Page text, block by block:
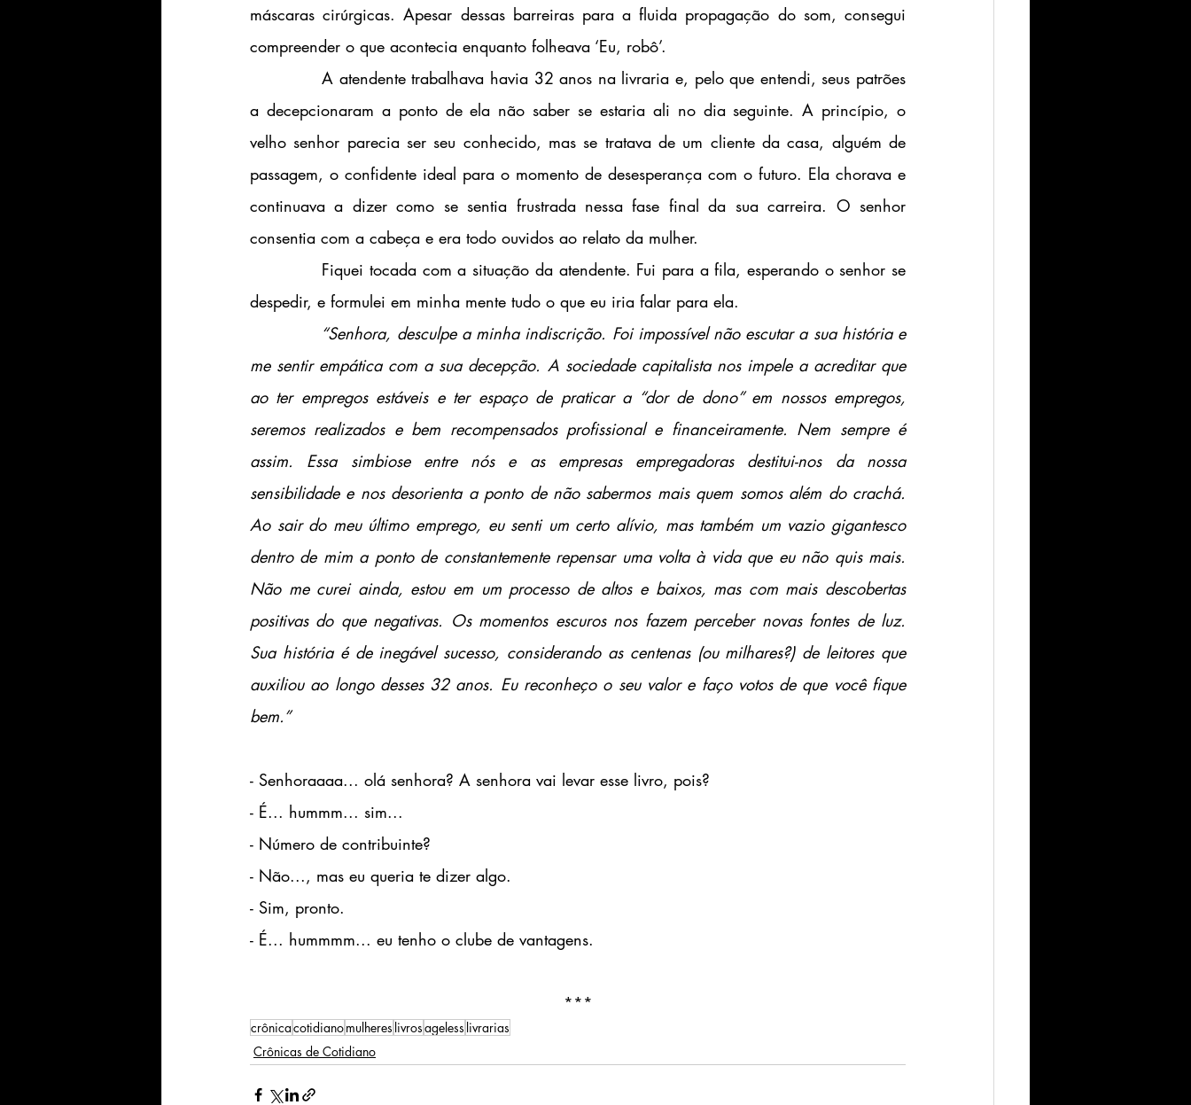
máscaras cirúrgicas. Apesar dessas barreiras para a fluida propagação do som, consegui
compreender o que acontecia enquanto folheava ‘Eu, robô’.
		A atendente trabalhava havia 32 anos na livraria e, pelo que entendi, seus patrões
a decepcionaram a ponto de ela não saber se estaria ali no dia seguinte. A princípio, o
velho senhor parecia ser seu conhecido, mas se tratava de um cliente da casa, alguém de
passagem, o confidente ideal para o momento de desesperança com o futuro. Ela chorava e
continuava a dizer como se sentia frustrada nessa fase final da sua carreira. O senhor
consentia com a cabeça e era todo ouvidos ao relato da mulher.
despedir, e formulei em minha mente tudo o que eu iria falar para ela.
“Senhora, desculpe a minha indiscrição. Foi impossível não escutar a sua história e
me sentir empática com a sua decepção. A sociedade capitalista nos impele a acreditar que
ao ter empregos estáveis e ter espaço de praticar a “dor de dono” em nossos empregos,
seremos realizados e bem recompensados profissional e financeiramente. Nem sempre é
assim. Essa simbiose entre nós e as empresas empregadoras destitui-nos da nossa
sensibilidade e nos desorienta a ponto de não sabermos mais quem somos além do crachá.
Ao sair do meu último emprego, eu senti um certo alívio, mas também um vazio gigantesco
dentro de mim a ponto de constantemente repensar uma volta à vida que eu não quis mais.
Não me curei ainda, estou em um processo de altos e baixos, mas com mais descobertas
positivas do que negativas. Os momentos escuros nos fazem perceber novas fontes de luz.
Sua história é de inegável sucesso, considerando as centenas (ou milhares?) de leitores que
auxiliou ao longo desses 32 anos. Eu reconheço o seu valor e faço votos de que você fique
bem.”
- Senhoraaaa... olá senhora? A senhora vai levar esse livro, pois?
- É... hummm... sim...
- Número de contribuinte?
- Não..., mas eu queria te dizer algo.
- Sim, pronto.
- É... hummmm... eu tenho o clube de vantagens.
***
crônicacotidianomulheres livrosageless livrarias
Crônicas de Cotidiano